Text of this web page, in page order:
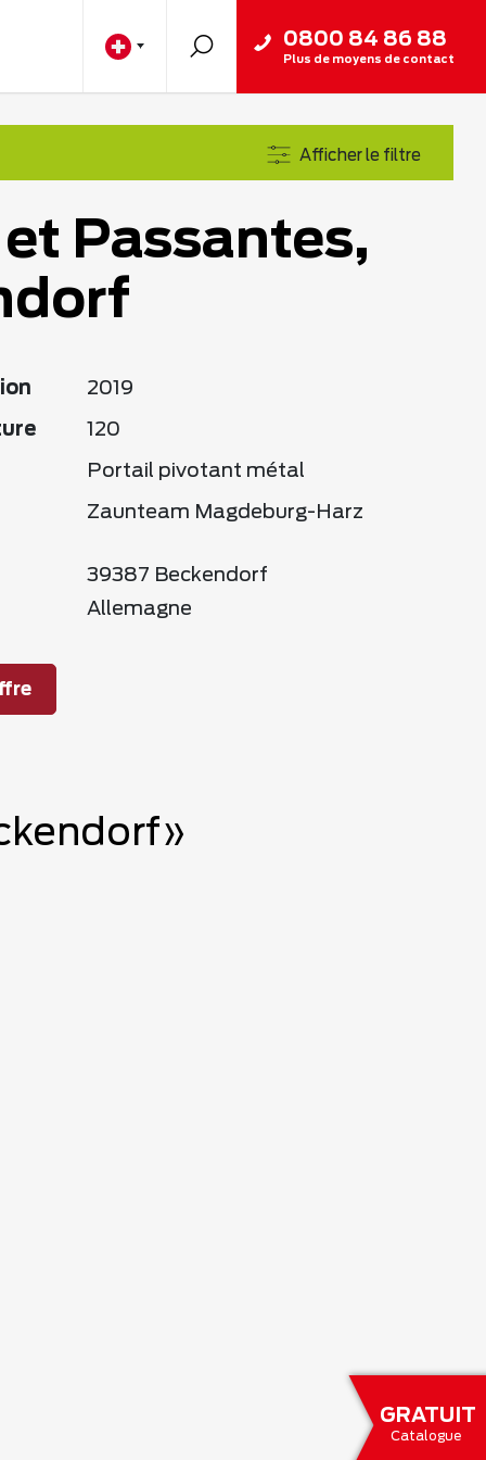
GRATUIT
Catalogue
0800 84 86 88
Plus de moyens de contact
Afficher le filtre
Passantes,
2019
120
Portail pivotant métal
Zaunteam Magdeburg-Harz
39387 Beckendorf
Allemagne